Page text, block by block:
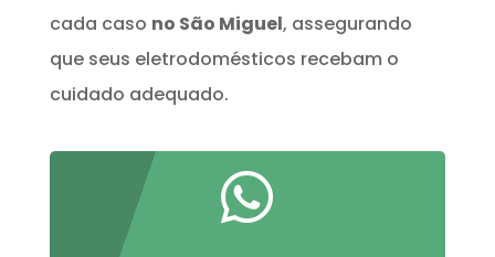
cada caso no São Miguel, assegurando
que seus eletrodomésticos recebam o
cuidado adequado.
